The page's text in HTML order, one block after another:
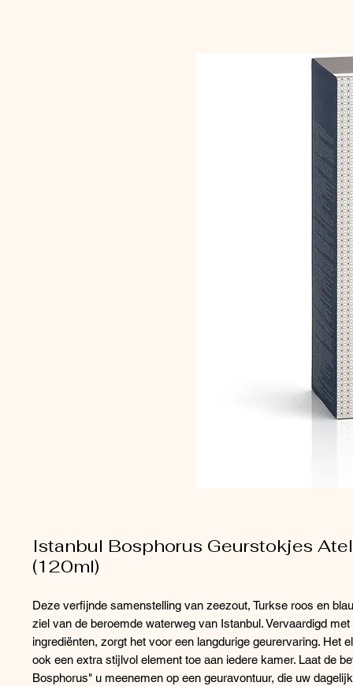
Istanbul Bosphorus Geurstokjes
(120ml)
Deze verfijnde samenstelling van zeezout, Turkse roos en
ziel van de beroemde waterweg van Istanbul. Vervaardigd
ingrediënten, zorgt het voor een langdurige geurervaring. Het
ook een extra stijlvol element toe aan iedere kamer. Laat de
Bosphorus" u meenemen op een geuravontuur, die uw